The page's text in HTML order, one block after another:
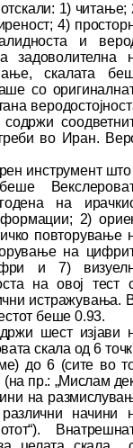
1) чи­тање;
4)
и
за­до­волителна
скалата
со
во Иран.
ин­струмент
на
2)
повторување
на
и 7)
на овој тест
истражувања.
беше 0.93.
шест изјави
скала од 6
до 6 (сите во
(на пр.: „Мислам
на
на­чини